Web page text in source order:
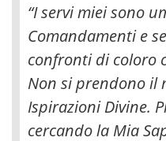
“I servi miei sono
Comandamenti e
confronti di coloro
Non si prendono il
Ispirazioni Divine.
cercando la Mia